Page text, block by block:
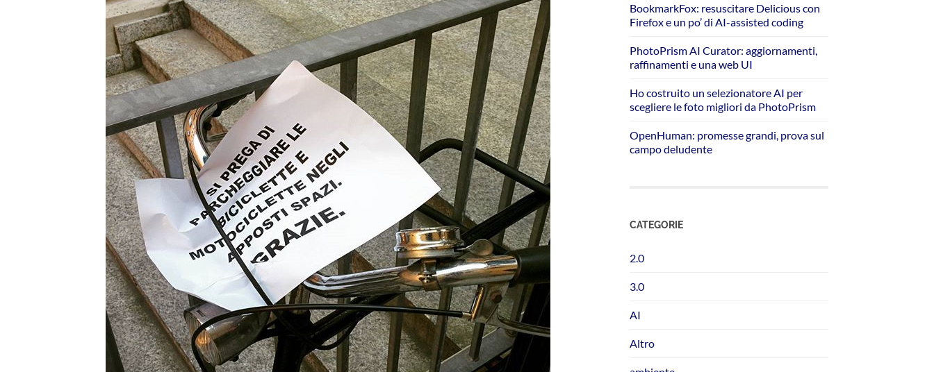
BookmarkFox: resuscitare Delicious con
Firefox e un po’ di AI-assisted coding
PhotoPrism AI Curator: aggiornamenti,
raffinamenti e una web UI
Ho costruito un selezionatore AI per
scegliere le foto migliori da PhotoPrism
OpenHuman: promesse grandi, prova sul
campo deludente
CATEGORIE
2.0
3.0
AI
Altro